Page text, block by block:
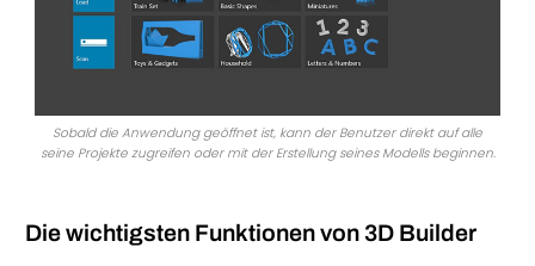
Sobald die Anwendung geöffnet ist, kann der Benutzer direkt auf alle
seine Projekte zugreifen oder mit der Erstellung seines Modells beginnen.
Die wichtigsten Funktionen von 3D Builder